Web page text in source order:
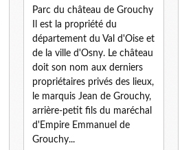
Parc du château de Grouchy
Il est la propriété du
département du Val d'Oise et
de la ville d'Osny. Le château
doit son nom aux derniers
propriétaires privés des lieux,
le marquis Jean de Grouchy,
arrière-petit fils du maréchal
d'Empire Emmanuel de
Grouchy...